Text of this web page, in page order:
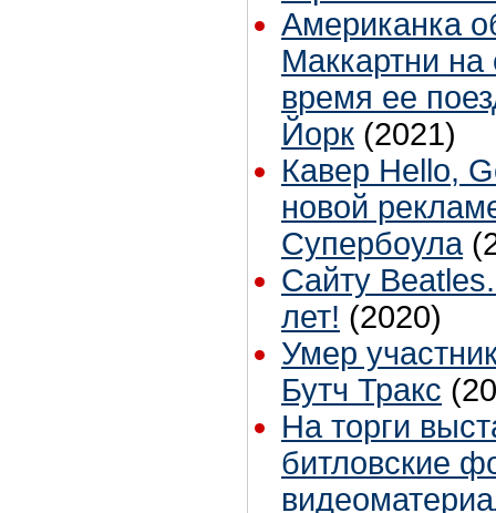
Американка
Маккартни
время ее
Йорк (2021)
Кавер Hello,
новой
Супербоула
Сайту
лет! (2020)
Умер
Бутч Тракс
На торги
битловские